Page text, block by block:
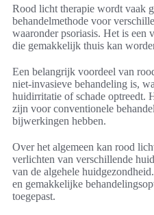
Rood licht therapie wordt vaak
behandelmethode voor
waaronder psoriasis. Het is een
die gemakkelijk thuis kan
Een belangrijk voordeel van
niet-invasieve behandeling is,
huidirritatie of schade optreedt.
zijn voor conventionele
bijwerkingen hebben.
Over het algemeen kan rood
verlichten van verschillende
van de algehele
en gemakkelijke
toegepast.